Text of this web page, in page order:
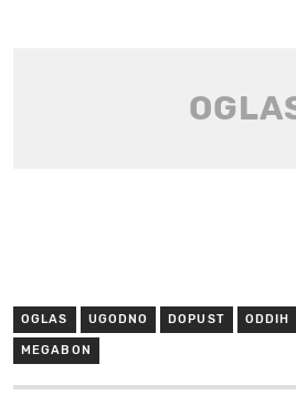
OGLAS UGODNO DOPUST ODDIH
MEGABON